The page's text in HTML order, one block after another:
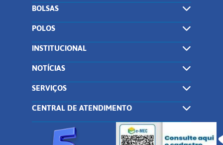
BOLSAS
POLOS
INSTITUCIONAL
NOTÍCIAS
SERVIÇOS
CENTRAL DE ATENDIMENTO